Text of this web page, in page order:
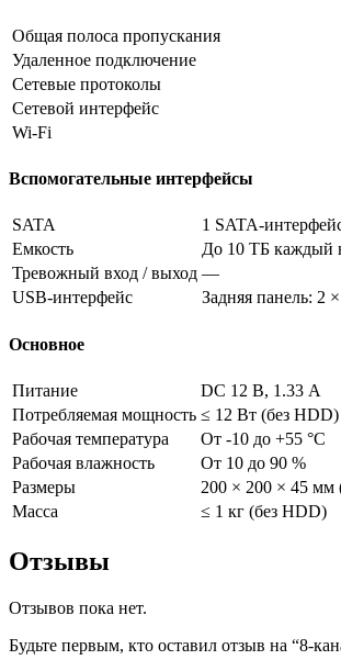
Общая полоса пропускания
Удаленное подключение
Сетевые протоколы
Сетевой интерфейс
Wi-Fi
Вспомогательные интерфейсы
SATA
1 SATA-
Емкость
До 10 ТБ каждый
Тревожный вход / выход —
USB-интерфейс
Задняя панель: 2
Основное
Питание
DC 12 В, 1.33 А
Потребляемая мощность ≤ 12 Вт (без HDD)
Рабочая температура
От -10 до +55 °C
Рабочая влажность
От 10 до 90 %
Размеры
200 × 200 × 45 мм
Масса
≤ 1 кг (без HDD)
Отзывы
Отзывов пока нет.
Будьте первым, кто оставил отзыв на “8-